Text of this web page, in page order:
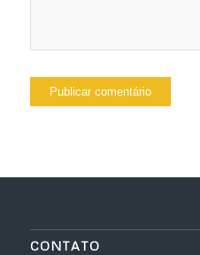
CONTATO